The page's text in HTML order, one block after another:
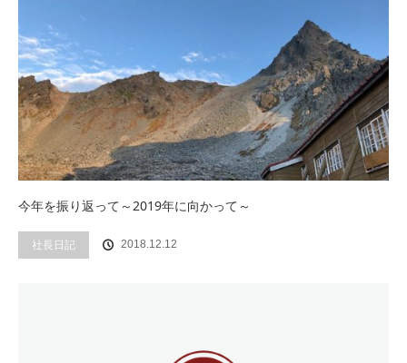
今年を振り返って～2019年に向かって～
社長日記 2018.12.12